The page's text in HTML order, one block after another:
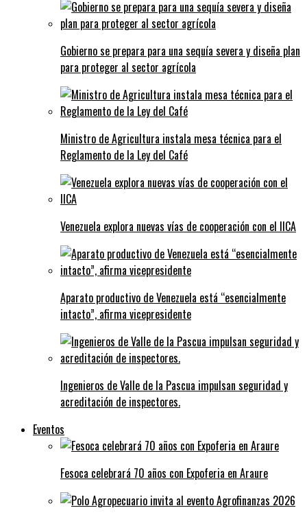
Gobierno se prepara para una sequía severa y diseña plan
para proteger al sector agrícola
Ministro de Agricultura instala mesa técnica para el
Reglamento de la Ley del Café
Venezuela explora nuevas vías de cooperación con el IICA
Aparato productivo de Venezuela está “esencialmente
intacto”, afirma vicepresidente
Ingenieros de Valle de la Pascua impulsan seguridad y
acreditación de inspectores.
Eventos
Fesoca celebrará 70 años con Expoferia en Araure